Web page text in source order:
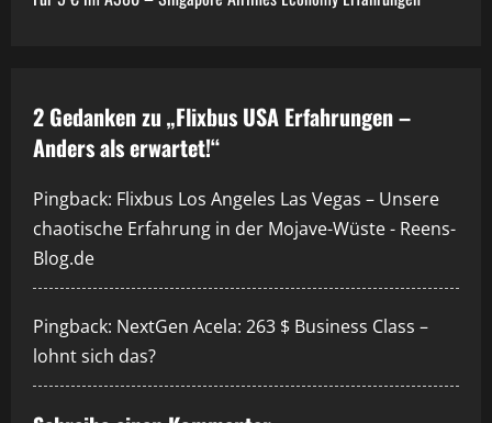
t
a
g
s
n
a
v
i
2 Gedanken zu „Flixbus USA Erfahrungen –
Anders als erwartet!“
Pingback: Flixbus Los Angeles Las Vegas – Unsere
chaotische Erfahrung in der Mojave-Wüste - Reens-
Blog.de
Pingback: NextGen Acela: 263 $ Business Class –
lohnt sich das?